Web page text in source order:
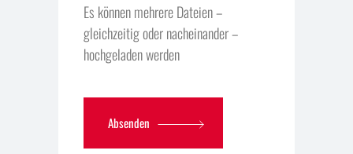
Es können mehrere Dateien –
gleichzeitig oder nacheinander –
hochgeladen werden
Absenden